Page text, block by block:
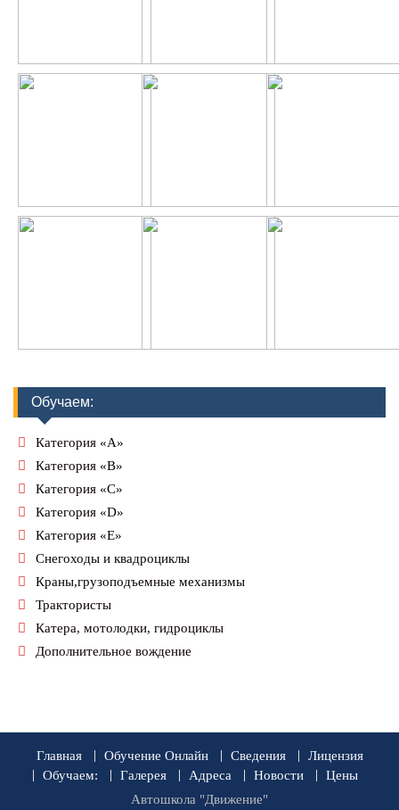
Обучаем:
Категория «А»
Категория «В»
Категория «С»
Категория «D»
Категория «Е»
Снегоходы и квадроциклы
Краны,грузоподъемные механизмы
Трактористы
Катера, мотолодки, гидроциклы
Дополнительное вождение
Главная Обучение Онлайн Сведения
Лицензия
Обучаем:
Галерея Адреса Новости
Цены
Автошкола "Движение"